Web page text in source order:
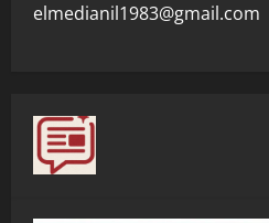
elmedianil1983@gmail.com